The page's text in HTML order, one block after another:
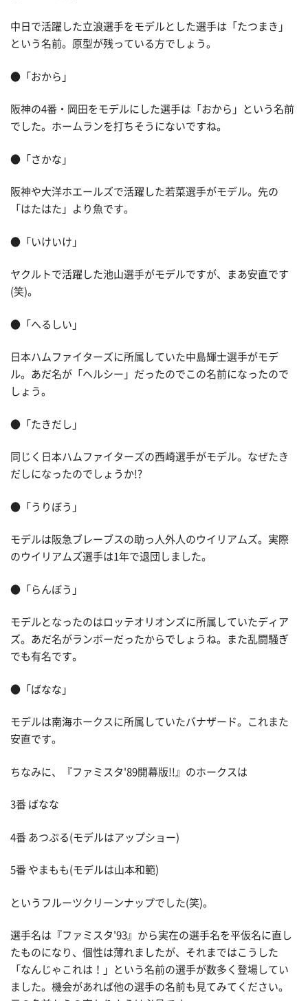
中日で活躍した立浪選手をモデルとした選手は「たつまき」
という名前。原型が残っている方でしょう。
●「おから」
阪神の4番・岡田をモデルにした選手は「おから」という名前
でした。ホームランを打ちそうにないですね。
●「さかな」
阪神や大洋ホエールズで活躍した若菜選手がモデル。先の
「はたはた」より魚です。
●「いけいけ」
ヤクルトで活躍した池山選手がモデルですが、まあ安直です
(笑)。
●「へるしい」
日本ハムファイターズに所属していた中島輝士選手がモデ
ル。あだ名が「ヘルシー」だったのでこの名前になったので
しょう。
●「たきだし」
同じく日本ハムファイターズの西崎選手がモデル。なぜたき
だしになったのでしょうか!?
●「うりぼう」
モデルは阪急ブレーブスの助っ人外人のウイリアムズ。実際
のウイリアムズ選手は1年で退団しました。
●「らんぼう」
モデルとなったのはロッテオリオンズに所属していたディア
ズ。あだ名がランボーだったからでしょうね。また乱闘騒ぎ
でも有名です。
●「ばなな」
モデルは南海ホークスに所属していたバナザード。これまた
安直です。
ちなみに、『ファミスタ'89開幕版!!』のホークスは
3番 ばなな
4番 あつぷる(モデルはアップショー)
5番 やまもも(モデルは山本和範)
というフルーツクリーンナップでした(笑)。
選手名は『ファミスタ'93』から実在の選手名を平仮名に直し
たものになり、個性は薄れましたが、それまではこうした
「なんじゃこれは！」という名前の選手が数多く登場してい
ました。機会があれば他の選手の名前も見てみてください。